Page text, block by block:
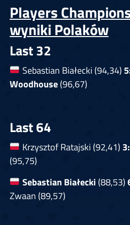
Players
wyniki Polaków
Last 32
Sebastian Białecki (94,34)
Woodhouse(96,67)
Last 64
Krzysztof Ratajski (92,41)
(95,75)
Sebastian Białecki (88,53)
Zwaan (89,57)